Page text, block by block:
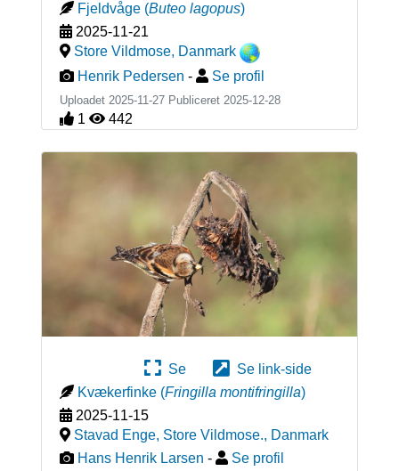
Fjeldvåge (Buteo lagopus)
2025-11-21
Store Vildmose, Danmark
Henrik Pedersen - Se profil
Uploadet 2025-11-27 Publiceret 2025-12-28
1 442
Se
Se link-side
Kvækerfinke (Fringilla montifringilla)
2025-11-15
Stavad Enge, Store Vildmose., Danmark
Hans Henrik Larsen - Se profil